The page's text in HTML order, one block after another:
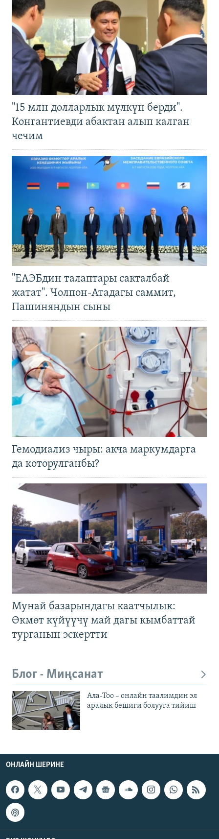
"15 млн долларлык мүлкүн берди".
Конгантиевди абактан алып калган
чечим
"ЕАЭБдин талаптары сакталбай
жатат". Чолпон-Атадагы саммит,
Пашиняндын сыны
Гемодиализ чыры: акча маркумдарга
да которулганбы?
Мунай базарындагы каатчылык:
Өкмөт күйүүчү май дагы кымбаттай
турганын эскертти
Блог - Миңсанат
Ала-Тоо – онлайн таалимдин эл
аралык бешиги болууга тийиш
ОНЛАЙН ШЕРИНЕ